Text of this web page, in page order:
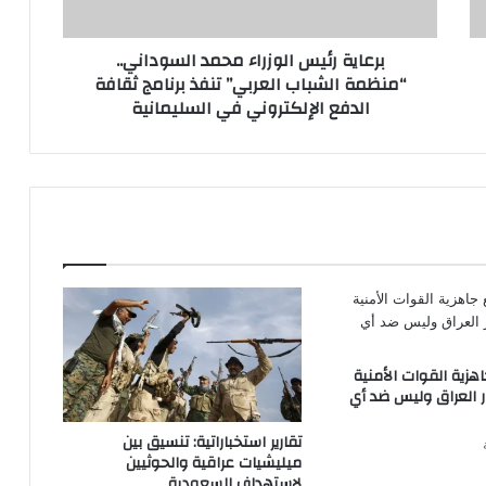
تنفذ
برعاية رئيس الوزراء محمد السوداني..
“منظمة الشباب العربي” تنفذ برنامج ثقافة
الدفع الإلكتروني في السليمانية
تقارير استخباراتية: تنسيق بين
ميليشيات عراقية والحوثيين
القوات الأمنية
العراق وليس ضد أي